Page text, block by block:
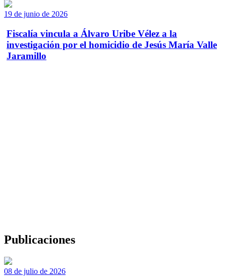
19 de junio de 2026
Fiscalía vincula a Álvaro Uribe Vélez a la
investigación por el homicidio de Jesús María Valle
Jaramillo
Publicaciones
08 de julio de 2026